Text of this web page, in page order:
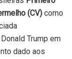
(CV) como
Trump em
dado aos